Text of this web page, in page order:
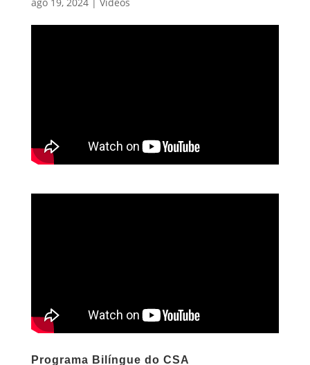
Programa Bilíngue do CSA